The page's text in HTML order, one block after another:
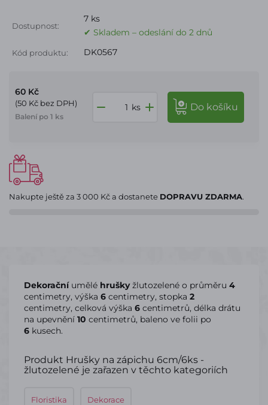
Dostupnost:
7 ks
✔ Skladem – odeslání do 2 dnů
Kód produktu: DK0567
60 Kč
(50 Kč bez DPH)
Balení po 1 ks
ks do košíku
Nakupte ještě za 3 000 Kča dostanete DOPRAVU ZDARMA.
Dekoračníumělé hruškyžlutozelené o průměru 4
centimetry, výška 6 centimetry, stopka 2
centimetry, celková výška 6 centimetrů, délka drátu
na upevnění 10 centimetrů, baleno ve folii po
6 kusech.
Produkt Hrušky na zápichu 6cm/6ks -
žlutozelené je zařazen v těchto kategoriích
Floristika Dekorace